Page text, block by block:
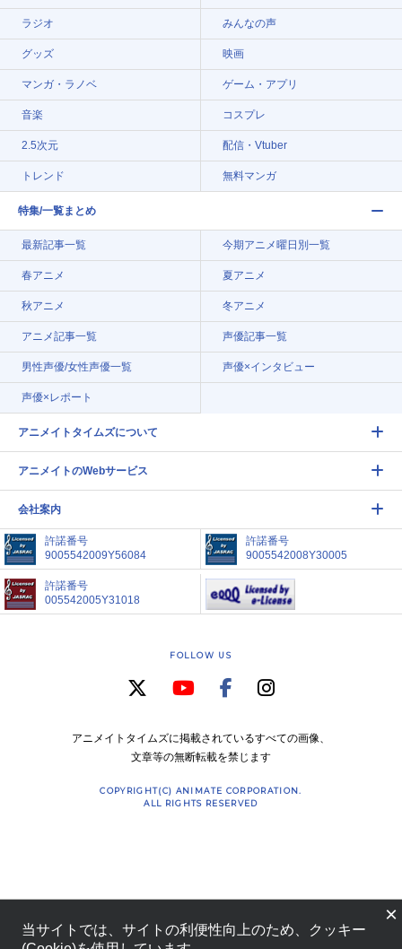
ラジオ みんなの声
グッズ 映画
マンガ・ラノベ ゲーム・アプリ
音楽 コスプレ
2.5次元 配信・Vtuber
トレンド 無料マンガ
特集/一覧まとめ
最新記事一覧 今期アニメ曜日別一覧
春アニメ 夏アニメ
秋アニメ 冬アニメ
アニメ記事一覧 声優記事一覧
男性声優/女性声優一覧 声優×インタビュー
声優×レポート
アニメイトタイムズについて
アニメイトのWebサービス
会社案内
許諾番号
9005542009Y56084
許諾番号
9005542008Y30005
許諾番号
005542005Y31018
FOLLOW US
アニメイトタイムズに掲載されているすべての画像、
文章等の無断転載を禁じます
COPYRIGHT(C) ANIMATE CORPORATION.
ALL RIGHTS RESERVED
×
当サイトでは、サイトの利便性向上のため、クッキー